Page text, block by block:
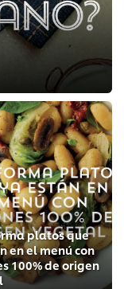
platos que
en el menú con
100% de origen